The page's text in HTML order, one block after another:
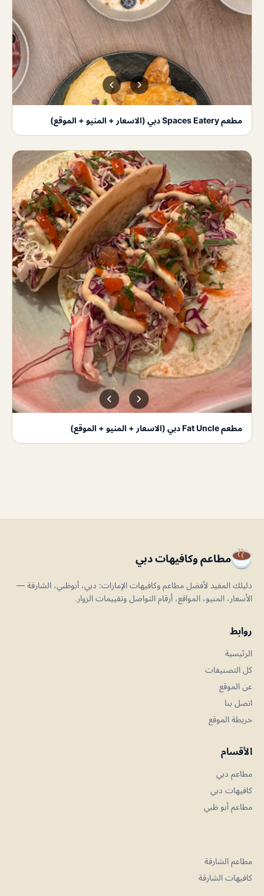
مطعم Spaces Eatery دبي (الاسعار + المنيو + الموقع)
مطعم Fat Uncle دبي (الاسعار + المنيو + الموقع)
مطاعم وكافيهات دبي
دليلك المفيد لأفضل مطاعم وكافيهات الإمارات: دبي، أبوظبي، الشارقة —
الأسعار، المنيو، المواقع، أرقام التواصل وتقييمات الزوار.
روابط
الرئيسية
كل التصنيفات
عن الموقع
اتصل بنا
خريطة الموقع
الأقسام
مطاعم دبي
كافيهات دبي
مطاعم أبو ظبي
مطاعم الشارقة
كافيهات الشارقة